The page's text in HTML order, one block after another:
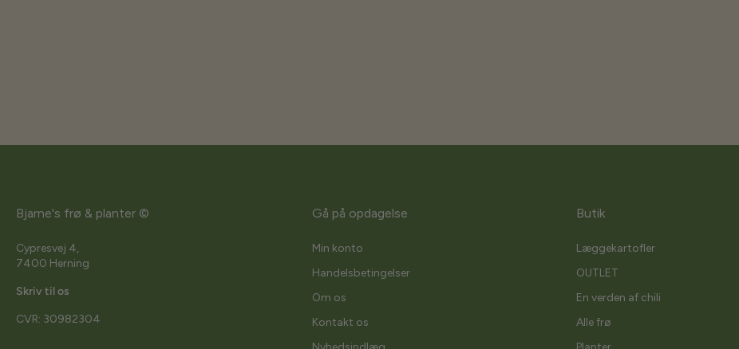
Bjarne's frø & planter ©
Cypresvej 4,
7400 Herning
Skriv til os
CVR: 30982304
Gå på opdagelse
Min konto
Handelsbetingelser
Om os
Kontakt os
Butik
Læggekartofler
OUTLET
En verden af chili
Alle frø